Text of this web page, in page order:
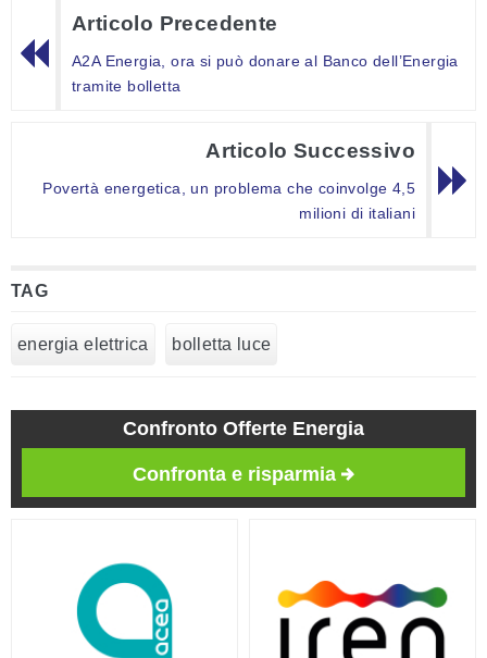
Articolo Precedente
A2A Energia, ora si può donare al Banco dell’Energia
tramite bolletta
Articolo Successivo
Povertà energetica, un problema che coinvolge 4,5
milioni di italiani
TAG
energia elettrica bolletta luce
Confronto Offerte Energia
Confronta e risparmia